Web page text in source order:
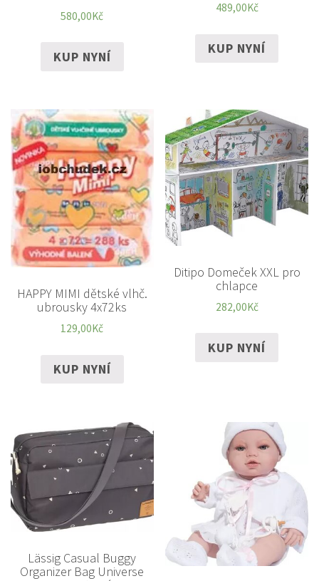
580,00Kč
KUP NYNÍ
489,00Kč
KUP NYNÍ
HAPPY MIMI dětské vlhč.
ubrousky 4x72ks
129,00Kč
KUP NYNÍ
Ditipo Domeček XXL pro
chlapce
282,00Kč
KUP NYNÍ
Lässig Casual Buggy
Organizer Bag Universe